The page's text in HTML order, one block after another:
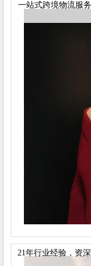
一站式跨境物流服
21年行业经验，资